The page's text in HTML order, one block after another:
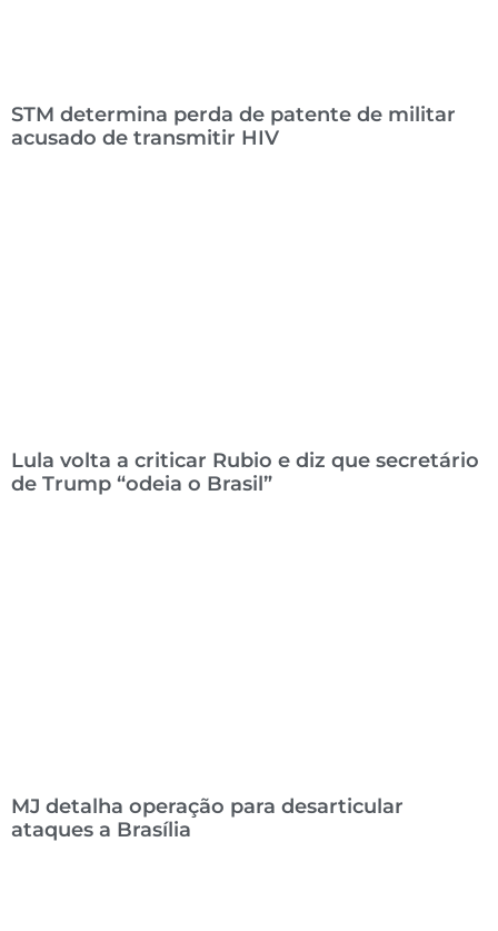
STM determina perda de patente de militar
acusado de transmitir HIV
Lula volta a criticar Rubio e diz que secretário
de Trump “odeia o Brasil”
MJ detalha operação para desarticular
ataques a Brasília